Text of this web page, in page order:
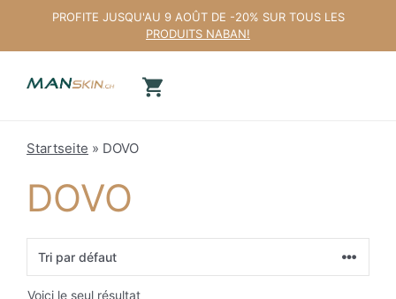
contenu
PROFITE JUSQU'AU 9 AOÛT DE -20% SUR TOUS LES
PRODUITS NABAN!
Startseite » DOVO
DOVO
Voici le seul résultat